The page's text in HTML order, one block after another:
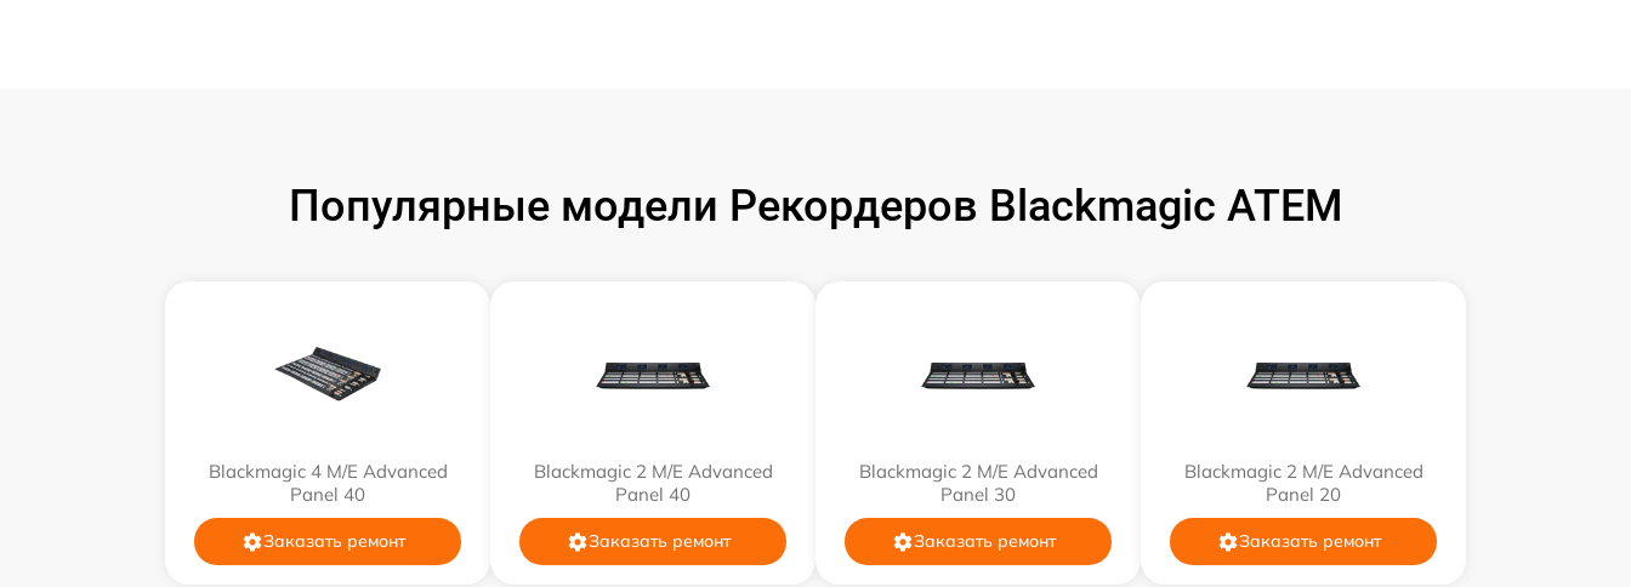
Чистка от вирусов 600 р
Замена контроллера питания 1400 р
Замена конденсаторов от 60 мин 1400 р
Устранение короткого замыкания от 60 мин 900 р
Популярные модели Рекордеров Blackmagic ATEM
Blackmagic 4 M/E Advanced
Panel 40
Заказать ремонт
Blackmagic 2 M/E Advanced
Panel 40
Заказать ремонт
Blackmagic 2 M/E Advanced
Panel 30
Заказать ремонт
Blackmagic 2 M/E Advanced
Panel 20
Заказать ремонт